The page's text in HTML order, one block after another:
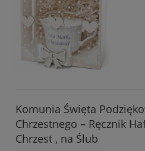
Komunia Święta
Chrzestnego – Ręcznik
Chrzest , na Ślub